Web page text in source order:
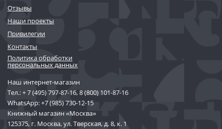
Отзывы
Наши проекты
Привилегии
Контакты
Политика обработки
персональных данных
Наш интернет-магазин
Тел.:+ 7 (495) 797-87-16,8 (800) 101-87-16
WhatsApp:+7 (985) 730-12-15
Книжный магазин «Москва»
125375, г. Москва, ул. Тверская, д. 8, к. 1